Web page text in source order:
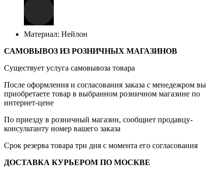
Материал: Нейлон
САМОВЫВОЗ ИЗ РОЗНИЧНЫХ МАГАЗИНОВ
Существует услуга самовывоза товара
После оформления и согласования заказа с менедежром вы
приобретаете товар в выбранном розничном магазине по
интернет-цене
По приезду в розничный магазин, сообщиет продавцу-
консультанту номер вашего заказа
Срок резерва товара три дня с момента его согласования
ДОСТАВКА КУРЬЕРОМ ПО МОСКВЕ